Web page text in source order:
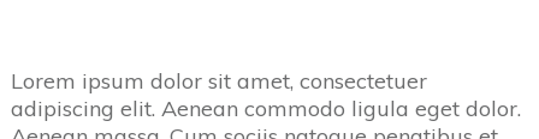
Lorem ipsum dolor sit amet, consectetuer
adipiscing elit. Aenean commodo ligula eget dolor.